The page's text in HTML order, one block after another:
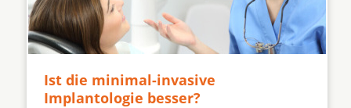
Ist die minimal-invasive
Implantologie besser?